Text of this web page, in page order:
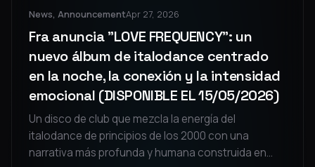
News, AnnouncementApr 27, 2026
Fra anuncia "LOVE FREQUENCY": un
nuevo álbum de italodance centrado
en la noche, la conexión y la intensidad
emocional (DISPONIBLE EL 15/05/2026)
Un disco de club que mezcla la energía del
italodance de principios de los 2000 con una
narrativa más profunda y humana construida en